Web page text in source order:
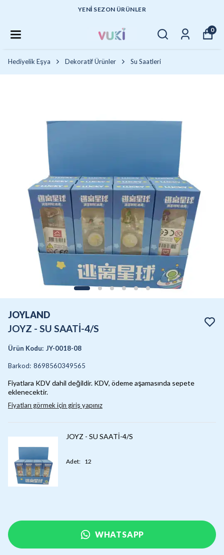
YENI SEZON ÜRÜNLER
0
Hediyelik Eşya Dekoratif Ürünler Su Saatleri
JOYLAND
JOYZ - SU SAATİ-4/S
Ürün Kodu: JY-0018-08
Barkod: 8698560349565
Fiyatlara KDV dahil değildir. KDV, ödeme aşamasında sepete
eklenecektir.
Fiyatları görmek için giriş yapınız
JOYZ - SU SAATİ-4/S
Adet: 12
WHATSAPP